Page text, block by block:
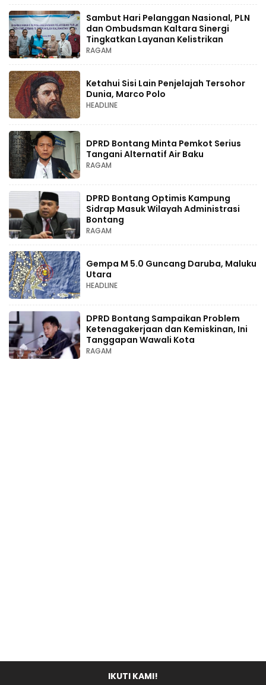
Sambut Hari Pelanggan Nasional, PLN
dan Ombudsman Kaltara Sinergi
Tingkatkan Layanan Kelistrikan
RAGAM
Ketahui Sisi Lain Penjelajah Tersohor
Dunia, Marco Polo
HEADLINE
DPRD Bontang Minta Pemkot Serius
Tangani Alternatif Air Baku
RAGAM
DPRD Bontang Optimis Kampung
Sidrap Masuk Wilayah Administrasi
Bontang
RAGAM
Gempa M 5.0 Guncang Daruba, Maluku
Utara
HEADLINE
DPRD Bontang Sampaikan Problem
Ketenagakerjaan dan Kemiskinan, Ini
Tanggapan Wawali Kota
RAGAM
IKUTI KAMI!